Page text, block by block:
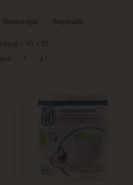
Nejlevnější Nejdražší
1-10 z 10
z 1